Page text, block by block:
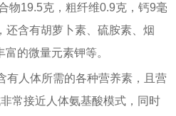
物19.5克，粗纤维0.9克，钙9毫
还含有胡萝卜素、硫胺素、烟
的微量元素钾等。
有人体所需的各种营养素，且营
常接近人体氨基酸模式，同时